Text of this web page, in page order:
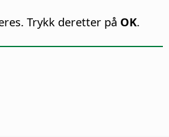
Trykk deretter på OK.